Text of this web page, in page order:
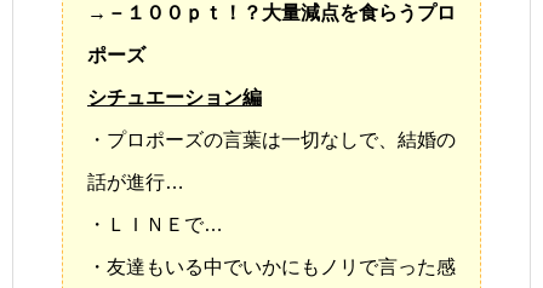
→－１００ｐｔ！？大量減点を食らうプロ
ポーズ
シチュエーション編
・プロポーズの言葉は一切なしで、結婚の
話が進行…
・ＬＩＮＥで…
・友達もいる中でいかにもノリで言った感